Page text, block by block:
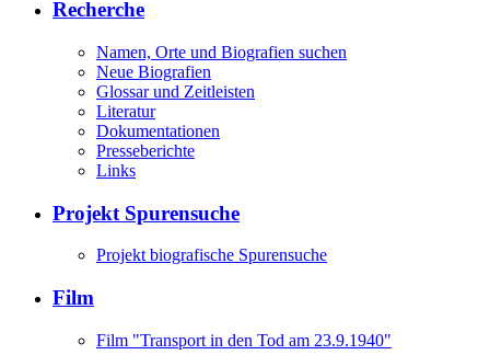
Recherche
Namen, Orte und Biografien suchen
Neue Biografien
Glossar und Zeitleisten
Literatur
Dokumentationen
Presseberichte
Links
Projekt Spurensuche
Projekt biografische Spurensuche
Film
Film "Transport in den Tod am 23.9.1940"